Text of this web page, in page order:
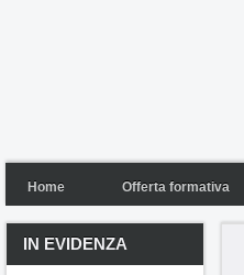
Home Offerta formativa
IN EVIDENZA